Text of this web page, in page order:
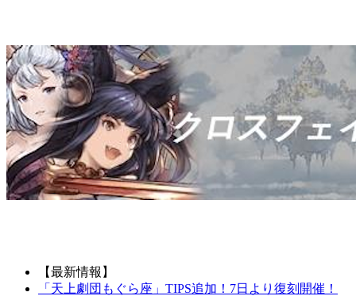
【最新情報】
「天上劇団もぐら座」TIPS追加！7日より復刻開催！